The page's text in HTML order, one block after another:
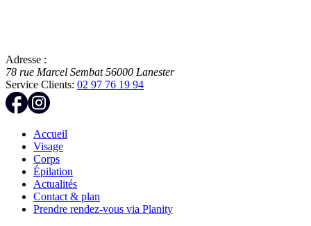
Adresse :
78 rue Marcel Sembat 56000 Lanester
Service Clients: 02 97 76 19 94
Accueil
Visage
Corps
Épilation
Actualités
Contact & plan
Prendre rendez-vous via Planity